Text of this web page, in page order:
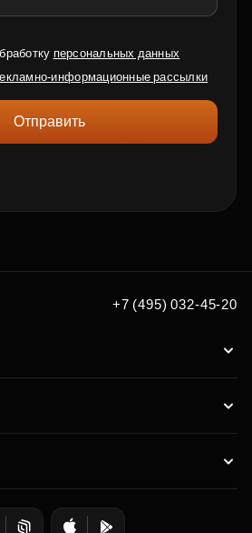
персональных данных
информационные рассылки
Отправить
+7 (495) 032-45-20